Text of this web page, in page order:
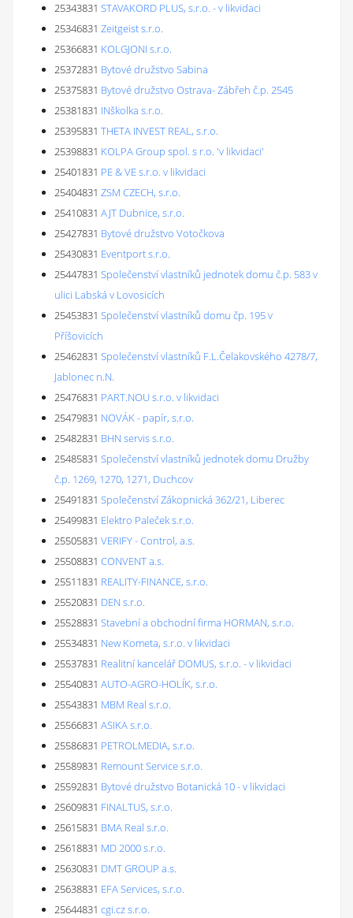
25343831 STAVAKORD PLUS, s.r.o. - v likvidaci
25346831 Zeitgeist s.r.o.
25366831 KOLGJONI s.r.o.
25372831 Bytové družstvo Sabina
25375831 Bytové družstvo Ostrava- Zábřeh č.p. 2545
25381831 INškolka s.r.o.
25395831 THETA INVEST REAL, s.r.o.
25398831 KOLPA Group spol. s r.o. 'v likvidaci'
25401831 PE & VE s.r.o. v likvidaci
25404831 ZSM CZECH, s.r.o.
25410831 AJT Dubnice, s.r.o.
25427831 Bytové družstvo Votočkova
25430831 Eventport s.r.o.
25447831 Společenství vlastníků jednotek domu č.p. 583 v
ulici Labská v Lovosicích
25453831 Společenství vlastníků domu čp. 195 v
Příšovicích
25462831 Společenství vlastníků F.L.Čelakovského 4278/7,
Jablonec n.N.
25476831 PART.NOU s.r.o. v likvidaci
25479831 NOVÁK - papír, s.r.o.
25482831 BHN servis s.r.o.
25485831 Společenství vlastníků jednotek domu Družby
č.p. 1269, 1270, 1271, Duchcov
25491831 Společenství Zákopnická 362/21, Liberec
25499831 Elektro Paleček s.r.o.
25505831 VERIFY - Control, a.s.
25508831 CONVENT a.s.
25511831 REALITY-FINANCE, s.r.o.
25520831 DEN s.r.o.
25528831 Stavební a obchodní firma HORMAN, s.r.o.
25534831 New Kometa, s.r.o. v likvidaci
25537831 Realitní kancelář DOMUS, s.r.o. - v likvidaci
25540831 AUTO-AGRO-HOLÍK, s.r.o.
25543831 MBM Real s.r.o.
25566831 ASIKA s.r.o.
25586831 PETROLMEDIA, s.r.o.
25589831 Remount Service s.r.o.
25592831 Bytové družstvo Botanická 10 - v likvidaci
25609831 FINALTUS, s.r.o.
25615831 BMA Real s.r.o.
25618831 MD 2000 s.r.o.
25630831 DMT GROUP a.s.
25638831 EFA Services, s.r.o.
25644831 cgi.cz s.r.o.